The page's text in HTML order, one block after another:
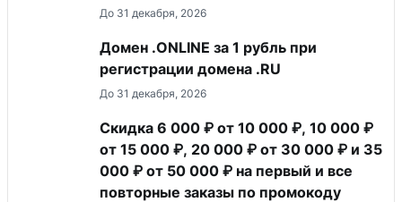
До 31 декабря, 2026
Домен .ONLINE за 1 рубль при
регистрации домена .RU
До 31 декабря, 2026
Скидка 6 000 ₽ от 10 000 ₽, 10 000 ₽
от 15 000 ₽, 20 000 ₽ от 30 000 ₽ и 35
000 ₽ от 50 000 ₽ на первый и все
повторные заказы по промокоду